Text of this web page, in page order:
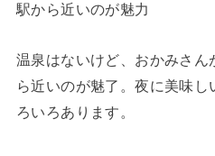
駅から近いのが魅力
温泉はないけど、おかみさ
ら近いのが魅了。夜に美味
ろいろあります。